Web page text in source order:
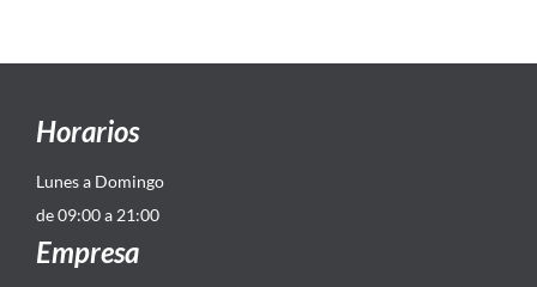
Horarios
Lunes a Domingo
de 09:00 a 21:00
Empresa